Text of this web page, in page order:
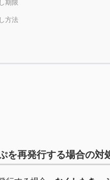
期限
方法
を再発行する場合の対